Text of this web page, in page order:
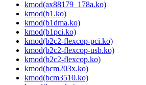
kmod(ax88179_178a.ko)
kmod(b1.ko)
kmod(b1dma.ko)
kmod(b1pci.ko)
kmod(b2c2-flexcop-pci.ko)
kmod(b2c2-flexcop-usb.ko)
kmod(b2c2-flexcop.ko)
kmod(bcm203x.ko)
kmod(bcm3510.ko)